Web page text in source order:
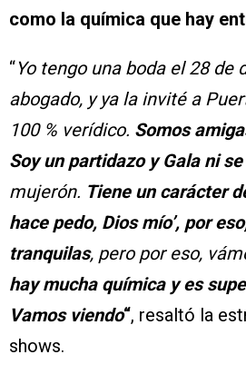
como la química que hay
“Yo tengo una boda el 28 de
abogado, y ya la invité a
100 % verídico. Somos
Soy un partidazo y Gala ni
mujerón. Tiene un carácter
hace pedo, Dios mío’, por
tranquilas, pero por eso,
hay mucha química y es
Vamos viendo“, resaltó la
shows.